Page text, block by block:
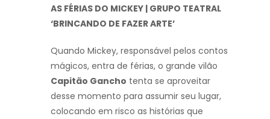
AS FÉRIAS DO MICKEY | GRUPO TEATRAL
‘BRINCANDO DE FAZER ARTE’
Quando Mickey, responsável pelos contos
mágicos, entra de férias, o grande vilão
Capitão Gancho tenta se aproveitar
desse momento para assumir seu lugar,
colocando em risco as histórias que